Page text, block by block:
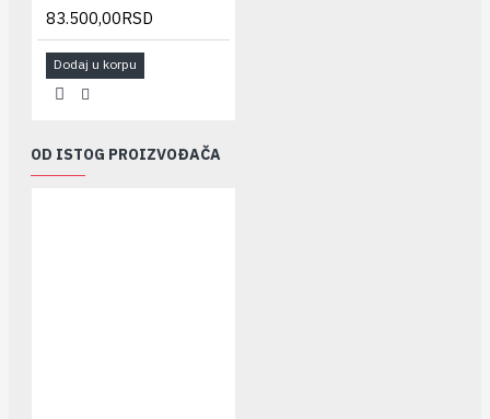
83.500,00RSD
Dodaj u korpu
OD ISTOG PROIZVOĐAČA